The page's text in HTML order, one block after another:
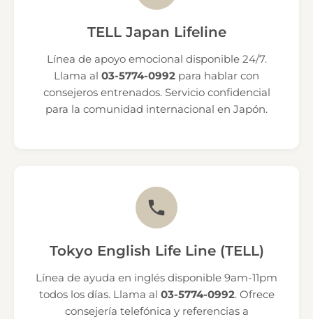
TELL Japan Lifeline
Línea de apoyo emocional disponible 24/7.
Llama al 03-5774-0992 para hablar con
consejeros entrenados. Servicio confidencial
para la comunidad internacional en Japón.
Tokyo English Life Line (TELL)
Línea de ayuda en inglés disponible 9am-11pm
todos los días. Llama al 03-5774-0992. Ofrece
consejería telefónica y referencias a